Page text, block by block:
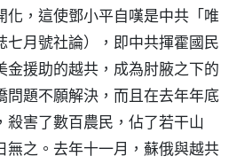
化，這使鄧小平自嘆是中共「唯
七月號社論），即中共揮霍國民
金援助的越共，成為肘腋之下的
問題不願解決，而且在去年年底
殺害了數百農民，佔了若干山
無之。去年十一月，蘇俄與越共